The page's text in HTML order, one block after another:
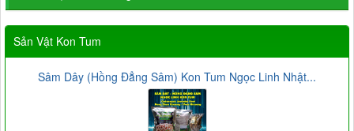
Sản Vật Kon Tum
Sâm Dây (Hồng Đẳng Sâm) Kon Tum Ngọc Linh Nhật...